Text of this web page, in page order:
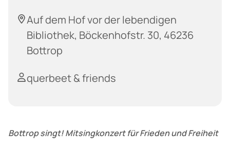
Auf dem Hof vor der lebendigen
Bibliothek, Böckenhofstr. 30, 46236
Bottrop
querbeet & friends
Bottrop singt! Mitsingkonzert für Frieden und Freiheit